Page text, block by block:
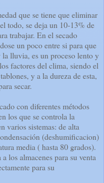
que se tiene que eliminar
todo, se deja un 10-13% de
trabajar. En el secado
un poco entre si para que
la lluvia, es un proceso lento y
factores del clima, siendo el
y a la dureza de esta,
secar.
con diferentes métodos
los que se controla la
varios sistemas: de alta
(deshumificacion)
media ( hasta 80 grados).
los almacenes para su venta
para su